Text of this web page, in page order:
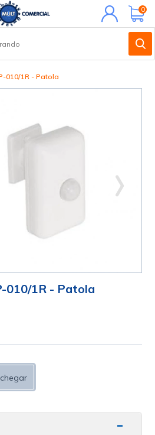
Minha
conta
0
010/1R - Patola
010/1R - Patola